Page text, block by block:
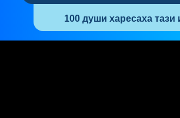
100 души харесаха тази